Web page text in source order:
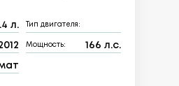
л. Тип двигателя:
Мощность: 166 л.с.